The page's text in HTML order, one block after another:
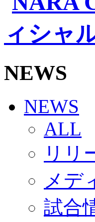
チアダンスス
ボランティア
ビクトリーロ
HOMEGAME
観戦ルール＆
Jリーグ運営管
写真・動画使
SCHEDULE
2026/27
練習見学時の
TICKET
奈良クラブ明
奈良クラブ
観戦ルール＆
2026/27ファ
サポートショ
GOODS
オフィシャル
オンラインス
NEWS
NEWS
ALL
リリ
メデ
試合